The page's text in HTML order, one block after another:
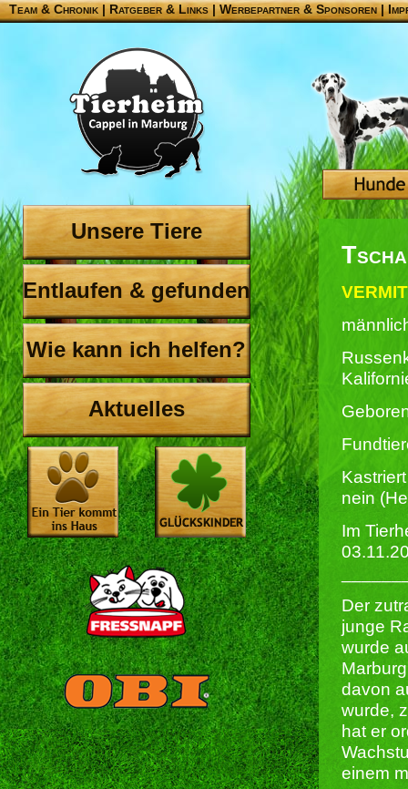
Team & Chronik |Ratgeber & Links|Werbepartner & Sponsoren|
Unsere Tiere
Entlaufen & gefunden
Wie kann ich helfen?
Aktuelles
nein
Im
Der
junge
wurde
davon
wurde,
hat er
einem